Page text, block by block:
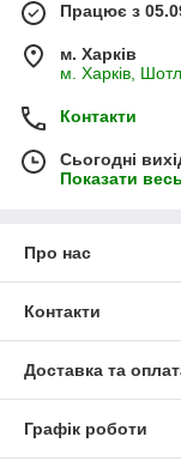
Працює з
м. Харків
м. Харків,
Контакти
Сьогодні
Показати
Про нас
Контакти
Доставка та
Графік роботи